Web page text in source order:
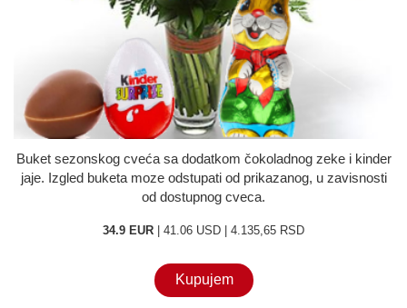
O nama
Kontakt
Buket sezonskog cveća sa dodatkom čokoladnog zeke i kinder
jaje. Izgled buketa moze odstupati od prikazanog, u zavisnosti
od dostupnog cveca.
34.9 EUR | 41.06 USD | 4.135,65 RSD
Kupujem